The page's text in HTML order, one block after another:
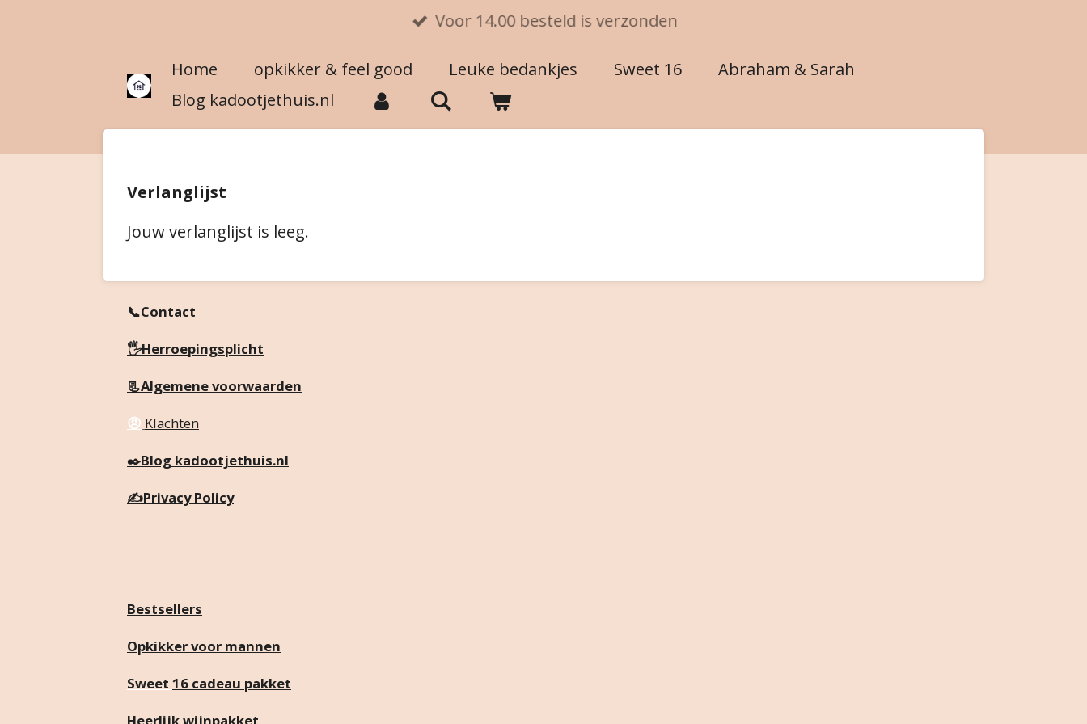
Voor 14.00 besteld is verzonden
Home opkikker & feel good Leuke bedankjes Sweet 16
Abraham & Sarah
Blog kadootjethuis.nl
Verlanglijst
Jouw verlanglijst is leeg.
📞Contact
🖐️Herroepingsplicht
📃Algemene voorwaarden
😠 Klachten
✒️Blog kadootjethuis.nl
✍️Privacy Policy
Bestsellers
Opkikker voor mannen
Sweet 16 cadeau pakket